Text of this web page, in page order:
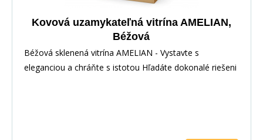
Kovová uzamykateľná vitrína AMELIAN,
Béžová
Béžová sklenená vitrína AMELIAN - Vystavte s
eleganciou a chráňte s istotou Hľadáte dokonalé riešeni